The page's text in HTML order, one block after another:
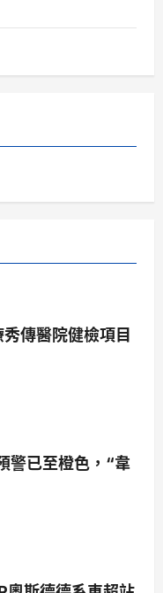
傳醫院健檢項目
警已至橙色，“韋